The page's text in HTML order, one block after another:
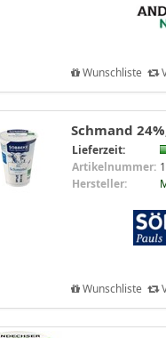
Wunschliste
Schmand
Lieferzeit:
Artikelnummer:
Hersteller:
Wunschliste